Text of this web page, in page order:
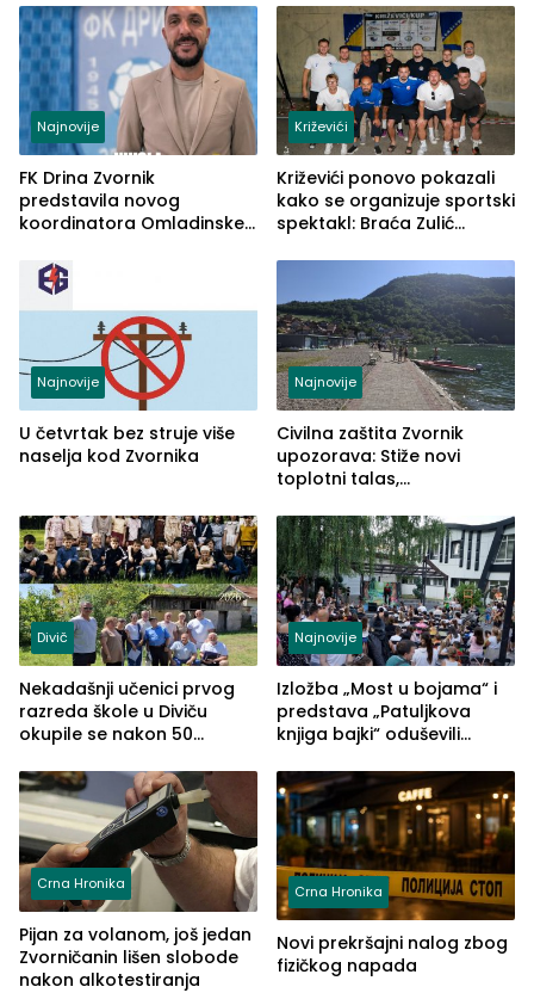
Graše
Najnovije
FK Drina Zvornik
predstavila novog
koordinatora Omladinske
Križevići
Križevići ponovo pokazali
kako se organizuje sportski
spektakl: Braća Zulić
Najnovije
U četvrtak bez struje više
naselja kod Zvornika
Najnovije
Civilna zaštita Zvornik
upozorava: Stiže novi
toplotni talas,
Divič
Nekadašnji učenici prvog
razreda škole u Diviču
okupile se nakon 50
Pašić im održao čas
(FOTO)
Najnovije
Izložba „Most u bojama“ i
predstava „Patuljkova
knjiga bajki“ oduševili
Crna Hronika
Pijan za volanom, još jedan
Zvorničanin lišen slobode
nakon alkotestiranja
Crna Hronika
Novi prekršajni nalog zbog
fizičkog napada